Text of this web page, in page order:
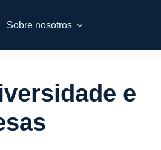
Sobre nosotros
e